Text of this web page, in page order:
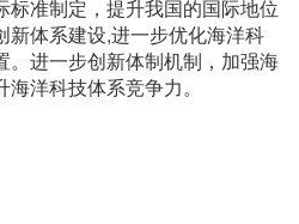
标准制定，提升我国的国际地位
新体系建设,进一步优化海洋科
。进一步创新体制机制，加强海
洋科技体系竞争力。